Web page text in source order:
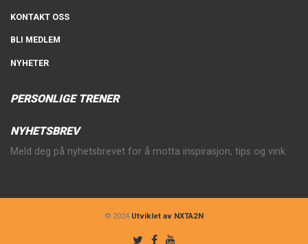
KONTAKT OSS
BLI MEDLEM
NYHETER
PERSONLIGE TRENER
NYHETSBREV
Meld deg på nyhetsbrevet for å motta inspirasjon, tips og vink.
© 2024 Utviklet av NXTA2N